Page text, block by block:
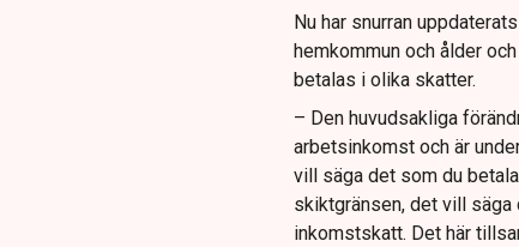
Nu har snurran
hemkommun och ålder
betalas i olika skatter.
– Den huvudsakliga
arbetsinkomst och är
vill säga det som du
skiktgränsen, det vill
inkomstskatt. Det här